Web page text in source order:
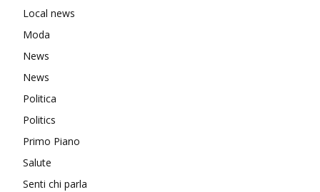
Local news
Moda
News
News
Politica
Politics
Primo Piano
Salute
Senti chi parla